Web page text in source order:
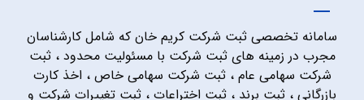
سامانه تخصصی ثبت شرکت کریم خان که شامل کارشناسان
مجرب در زمینه های ثبت شرکت با مسئولیت محدود ، ثبت
شرکت سهامی عام ، ثبت شرکت سهامی خاص ، اخذ کارت
بازرگانی ، ثبت برند ، ثبت اختراعات ، ثبت تغییرات شرکت و